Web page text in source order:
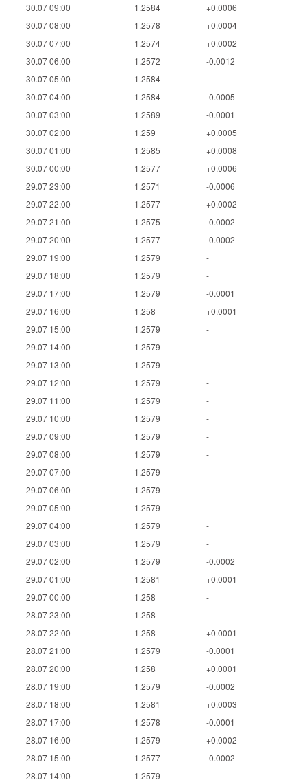
30.07 09:00 1.2584
+0.0006
30.07 08:00
1.2578
+0.0004
30.07 07:00
1.2574
+0.0002
30.07 06:00
1.2572
-0.0012
30.07 05:00
1.2584
-
30.07 04:00
1.2584
-0.0005
30.07 03:00
1.2589
-0.0001
30.07 02:00
1.259
+0.0005
30.07 01:00
1.2585
+0.0008
30.07 00:00
1.2577
+0.0006
29.07 23:00
1.2571
-0.0006
29.07 22:00
1.2577
+0.0002
29.07 21:00
1.2575
-0.0002
29.07 20:00
1.2577
-0.0002
29.07 19:00
1.2579
-
29.07 18:00
1.2579
-
29.07 17:00
1.2579
-0.0001
29.07 16:00
1.258
+0.0001
29.07 15:00
1.2579
-
29.07 14:00
1.2579
-
29.07 13:00
1.2579
-
29.07 12:00
1.2579
-
29.07 11:00
1.2579
-
29.07 10:00
1.2579
-
29.07 09:00
1.2579
-
29.07 08:00
1.2579
-
29.07 07:00
1.2579
-
29.07 06:00
1.2579
-
29.07 05:00
1.2579
-
29.07 04:00
1.2579
-
29.07 03:00
1.2579
-
29.07 02:00
1.2579
-0.0002
29.07 01:00
1.2581
+0.0001
29.07 00:00
1.258
-
28.07 23:00
1.258
-
28.07 22:00
1.258
+0.0001
28.07 21:00
1.2579
-0.0001
28.07 20:00
1.258
+0.0001
28.07 19:00
1.2579
-0.0002
28.07 18:00
1.2581
+0.0003
28.07 17:00
1.2578
-0.0001
28.07 16:00
1.2579
+0.0002
28.07 15:00
1.2577
-0.0002
28.07 14:00
1.2579
-